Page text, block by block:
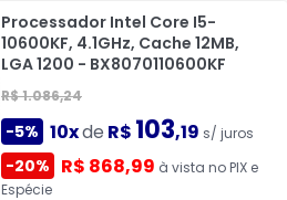
Processador Intel Core I5-
10600KF, 4.1GHz, Cache 12MB,
LGA 1200 - BX8070110600KF
R$ 1.086,24
-5% 10xde R$ 103,19 s/ juros
-20% R$ 868,99 à vista no PIX e
Espécie